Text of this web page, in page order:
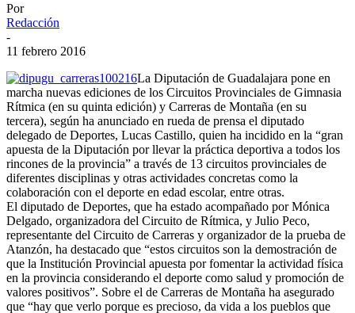
Por
Redacción
-
11 febrero 2016
La Diputación de Guadalajara pone en
marcha nuevas ediciones de los Circuitos Provinciales de Gimnasia
Rítmica (en su quinta edición) y Carreras de Montaña (en su
tercera), según ha anunciado en rueda de prensa el diputado
delegado de Deportes, Lucas Castillo, quien ha incidido en la “gran
apuesta de la Diputación por llevar la práctica deportiva a todos los
rincones de la provincia” a través de 13 circuitos provinciales de
diferentes disciplinas y otras actividades concretas como la
colaboración con el deporte en edad escolar, entre otras.
El diputado de Deportes, que ha estado acompañado por Mónica
Delgado, organizadora del Circuito de Rítmica, y Julio Peco,
representante del Circuito de Carreras y organizador de la prueba de
Atanzón, ha destacado que “estos circuitos son la demostración de
que la Institución Provincial apuesta por fomentar la actividad física
en la provincia considerando el deporte como salud y promoción de
valores positivos”. Sobre el de Carreras de Montaña ha asegurado
que “hay que verlo porque es precioso, da vida a los pueblos que